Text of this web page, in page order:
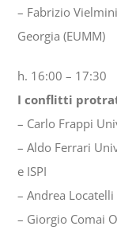
– Fabrizio
Georgia (EUMM)
h. 16:00 – 17:30
I conflitti
– Carlo Frappi
– Aldo Ferrari
e ISPI
– Andrea
– Giorgio Comai